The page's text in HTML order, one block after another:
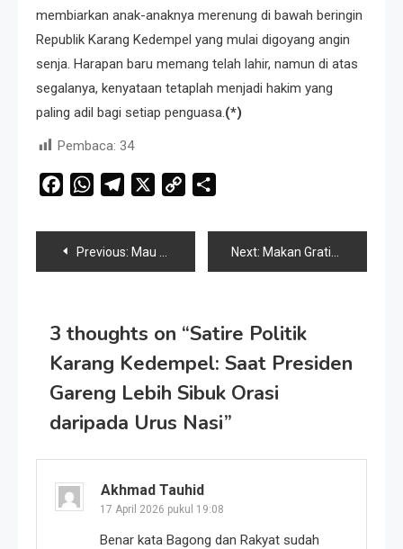
membiarkan anak-anaknya merenung di bawah beringin
Republik Karang Kedempel yang mulai digoyang angin
senja. Harapan baru memang telah lahir, namun di atas
segalanya, kenyataan tetaplah menjadi hakim yang
paling adil bagi setiap penguasa. (*)
Pembaca: 34
FacebookWhatsAppTelegram
Copy
Navigasi
Previous: Mau Tahu Beda Negarawan dan Politisi? Simak Percakapan Punakawan Karang Kedempel Ini! Next: Makan Gratis, Investasi Perut, dan Nasib Jamban Karang Kedempel
3 thoughts on “Satire Politik
Karang Kedempel: Saat Presiden
Gareng Lebih Sibuk Orasi
daripada Urus Nasi”
Akhmad Tauhid
17 April 2026 pukul 19:08
Benar kata Bagong dan Rakyat sudah